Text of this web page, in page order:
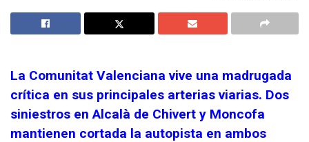
La Comunitat Valenciana vive una madrugada
crítica en sus principales arterias viarias. Dos
siniestros en Alcalà de Chivert y Moncofa
mantienen cortada la autopista en ambos